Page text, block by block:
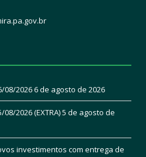
gov.br
08/20266 de agosto de 2026
2026 (EXTRA)5 de agosto de
investimentos com entrega de